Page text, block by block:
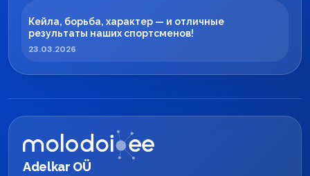
Кейла, борьба, характер — и отличные
результаты наших спортсменов!
23.03.2026
Adelkar OÜ